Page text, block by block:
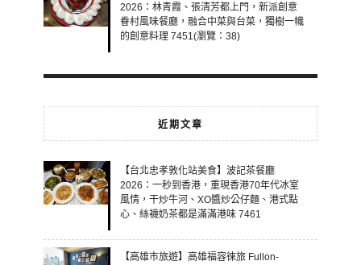
2026：林青霞、張清芳都上門，新派創意
眷村風味餐廳，融合中菜與台菜，獨樹一幟
的創意料理 7451(瀏覽：38)
近期文章
【台北忠孝敦化站美食】波記茶餐廳
2026：一秒到香港，重現香港70年代冰室
風情，干炒牛河、XO醬炒公仔麵、港式點
心、絲襪奶茶都是滿滿港味 7461
【高雄市旅遊】高雄福容徠旅 Fullon-